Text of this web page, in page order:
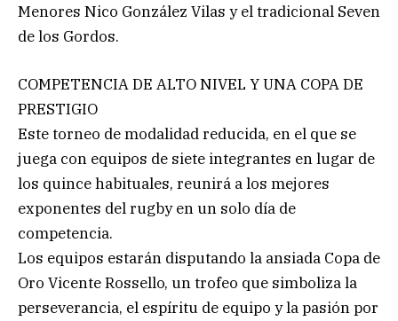
Menores Nico González Vilas y el tradicional Seven
de los Gordos.
COMPETENCIA DE ALTO NIVEL Y UNA COPA DE
PRESTIGIO
Este torneo de modalidad reducida, en el que se
juega con equipos de siete integrantes en lugar de
los quince habituales, reunirá a los mejores
exponentes del rugby en un solo día de
competencia.
Los equipos estarán disputando la ansiada Copa de
Oro Vicente Rossello, un trofeo que simboliza la
perseverancia, el espíritu de equipo y la pasión por